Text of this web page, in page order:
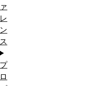
ァ
レ
ン
ス
プ
ロ